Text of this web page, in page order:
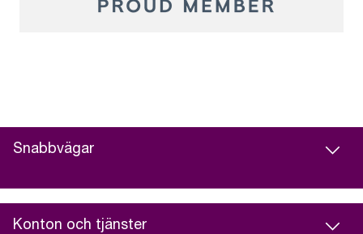
Snabbvägar
Konton och tjänster